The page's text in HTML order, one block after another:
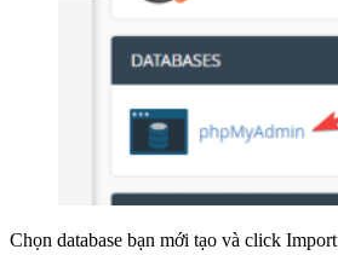
Chọn database bạn mới tạo và click Import